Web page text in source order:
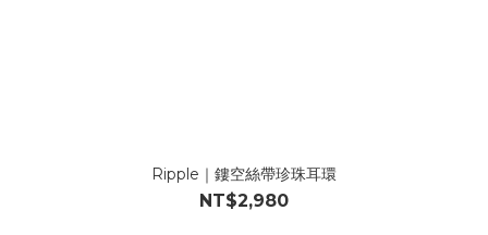
Ripple｜鏤空絲帶珍珠耳環
NT$2,980